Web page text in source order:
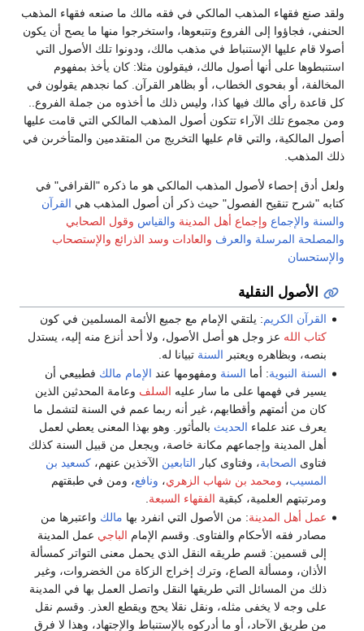
ولقد صنع فقهاء المذهب المالكي في فقه مالك ما صنعه فقهاء المذهب
الحنفي، فجاؤوا إلى الفروع وتتبعوها، واستخرجوا منها ما يصح أن يكون
أصولا قام عليها الإستنباط في مذهب مالك، ودونوا تلك الأصول التي
استنبطوها على أنها أصول مالك، فيقولون مثلا: كان يأخذ بمفهوم
المخالفة، أو بفحوى الخطاب، أو بظاهر القرآن. كما نجدهم يقولون في
كل قاعدة رأي مالك فيها كذا، وليس ذلك ما أخذوه من جملة الفروع..
ومن مجموع تلك الآراء تتكون أصول المذهب المالكي التي قامت عليها
أصول المالكية، والتي قام عليها التخريج من المتقدمين والمتأخرىن في
ذلك المذهب.
ولعل أدق إحصاء لأصول المذهب المالكي هو ما ذكره "القرافي" في
كتابه "شرح تنقيح الفصول" حيث ذكر أن أصول المذهب هي القرآن
والسنة والإجماع وإجماع أهل المدينة والقياس وقول الصحابي
والمصلحة المرسلة والعرف والعادات وسد الذرائع والإستصحاب
والإستحسان
الأصول النقلية
القرآن الكريم: يلتقي الإمام مع جميع الأئمة المسلمين في كون
كتاب الله عز وجل هو أصل الأصول، ولا أحد أنزع منه إليه، يستدل
بنصه، وبظاهره ويعتبر السنة تبيانا له.
السنة النبوية: أما السنة ومفهومها عند الإمام مالك فطبيعي أن
يسير في فهمها على ما سار عليه السلف وعامة المحدثين الذين
كان من أئمتهم وأقطابهم، غير أنه ربما عمم في السنة لتشمل ما
يعرف عند علماء الحديث بالمأثور. وهو بهذا المعنى يعطي لعمل
أهل المدينة وإجماعهم مكانة خاصة، ويجعل من قبيل السنة كذلك
فتاوى الصحابة، وفتاوى كبار التابعين الآخذين عنهم،كسعيد بن
المسيب، ومحمد بن شهاب الزهري، ونافع، ومن في طبقتهم
ومرتبتهم العلمية، كبقية الفقهاء السبعة
عمل أهل المدينة: من الأصول التي انفرد بها مالك واعتبرها من
مصادر فقه الأحكام والفتاوى. وقسم الإمام الباجي عمل المدينة
إلى قسمين: قسم طريقه النقل الذي يحمل معنى التواتر كمسألة
الأذان، ومسألة الصاع، وترك إخراج الزكاة من الخضروات، وغير
ذلك من المسائل التي طريقها النقل واتصل العمل بها في المدينة
على وجه لا يخفى مثله، ونقل نقلا يحج ويقطع العذر. وقسم نقل
من طريق الآحاد، أو ما أدركوه بالإستنباط والإجتهاد، وهذا لا فرق